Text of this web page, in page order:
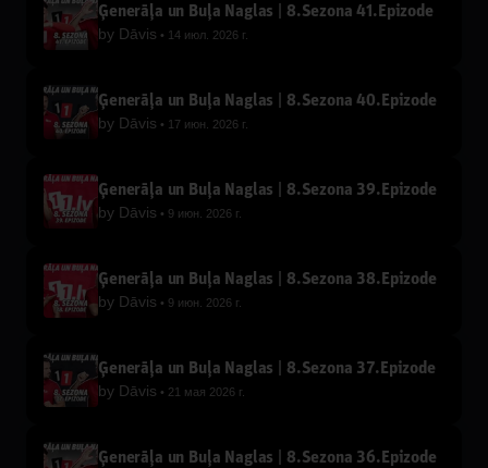
Ģenerāļa un Buļa Naglas | 8.Sezona 41.Epizode
by Dāvis 14 июл. 2026 г.
Ģenerāļa un Buļa Naglas | 8.Sezona 40.Epizode
by Dāvis 17 июн. 2026 г.
Ģenerāļa un Buļa Naglas | 8.Sezona 39.Epizode
by Dāvis 9 июн. 2026 г.
Ģenerāļa un Buļa Naglas | 8.Sezona 38.Epizode
by Dāvis 9 июн. 2026 г.
Ģenerāļa un Buļa Naglas | 8.Sezona 37.Epizode
by Dāvis 21 мая 2026 г.
Ģenerāļa un Buļa Naglas | 8.Sezona 36.Epizode